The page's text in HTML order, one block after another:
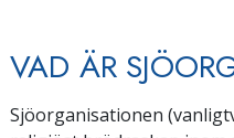
VAD ÄR
Sjöorganisationen